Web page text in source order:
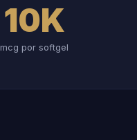
10K
mcg por softgel